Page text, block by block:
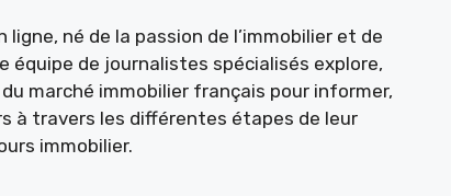
né de la passion de l’immobilier et de
équipe de journalistes spécialisés explore,
marché immobilier français pour informer,
à travers les différentes étapes de leur
immobilier.